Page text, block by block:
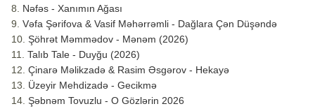
Nəfəs - Xanımın Ağası
Vəfa Şərifova & Vasif Məhərrəmli - Dağlara Çən Düşəndə
Şöhrət Məmmədov - Mənəm (2026)
Talıb Tale - Duyğu (2026)
Çinarə Məlikzadə & Rasim Əsgərov - Hekayə
Üzeyir Mehdizadə - Gecikmə
Şəbnəm Tovuzlu - O Gözlərin 2026